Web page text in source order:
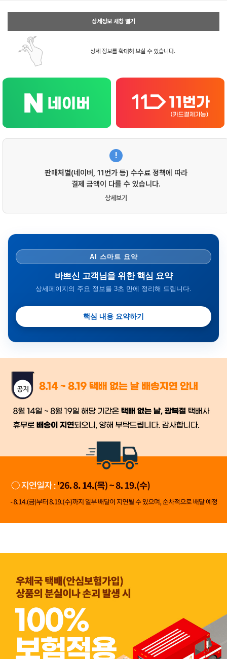
상세정보 새창 열기
상세 정보를 확대해 보실 수 있습니다.
!
판매처별(네이버, 11번가 등) 수수료 정책에 따라
결제 금액이 다를 수 있습니다.
상세보기
AI 스마트 요약
바쁘신 고객님을 위한 핵심 요약
상세페이지의 주요 정보를 3초 만에 정리해 드립니다.
핵심 내용 요약하기
금일 시세가 적용
배송
시작 후 환불이 불가